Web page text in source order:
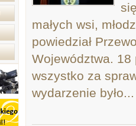
małych wsi,
powiedział
Województwa. 18
wszystko za
wydarzenie było...